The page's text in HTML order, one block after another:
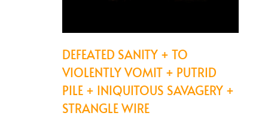
DEFEATED SANITY + TO
VIOLENTLY VOMIT + PUTRID
PILE + INIQUITOUS SAVAGERY +
STRANGLE WIRE